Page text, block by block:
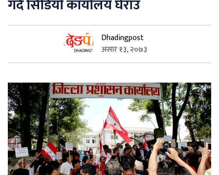
साहित्य / संस्कृति
सुचनाहरु
स्वास्थ्य
भिडियो
गर्दै सिडियो कार्यालय घेराउ
Dhadingpost
असार १३, २०७३